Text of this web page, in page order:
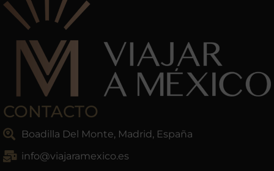
CONTACTO
Boadilla Del Monte, Madrid, España
info@viajaramexico.es